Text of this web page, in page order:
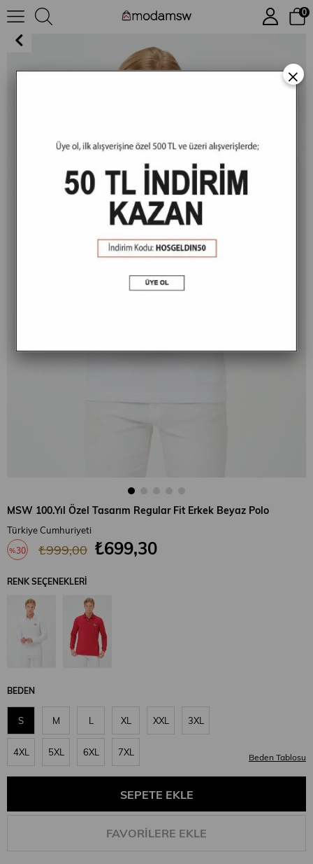
0
MSW 100.Yıl Özel Tasarım Regular Fit Erkek Beyaz Polo
Türkiye Cumhuriyeti
%30 ₺999,00 ₺699,30
RENK SEÇENEKLERI
BEDEN
S M L XL XXL 3XL
4XL 5XL 6XL 7XL Beden Tablosu
FAVORILERE EKLE
×